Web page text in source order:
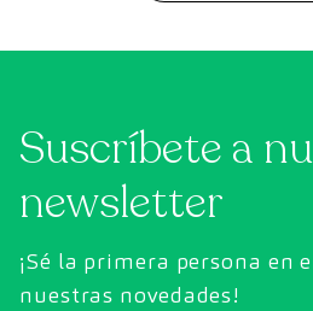
Suscríbete a
newsletter
¡Sé la primera persona en
nuestras novedades!